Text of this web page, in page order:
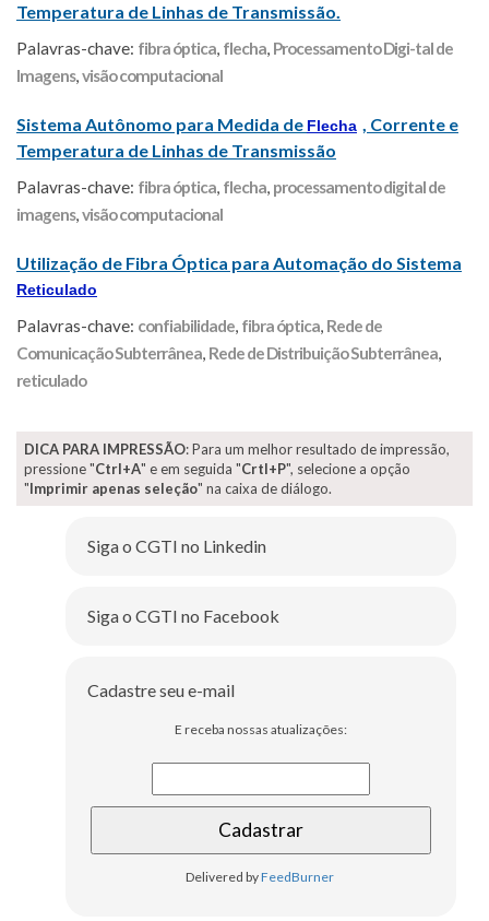
Temperatura de Linhas de Transmissão.
Palavras-chave: fibra óptica, flecha, Processamento Digi-tal de
Imagens,visão computacional
Sistema Autônomo para Medida de Flecha , Corrente e
Temperatura de Linhas de Transmissão
Palavras-chave: fibra óptica, flecha, processamento digital de
imagens,visão computacional
Utilização de Fibra Óptica para Automação do Sistema
Reticulado
Palavras-chave: confiabilidade, fibra óptica, Rede de
Comunicação Subterrânea, Rede de Distribuição Subterrânea,
reticulado
DICA PARA IMPRESSÃO: Para um melhor resultado de impressão,
pressione "Ctrl+A" e em seguida "Crtl+P", selecione a opção
"Imprimir apenas seleção" na caixa de diálogo.
Siga o CGTI no Linkedin
Siga o CGTI no Facebook
Cadastre seu e-mail
E receba nossas atualizações:
Delivered byFeedBurner